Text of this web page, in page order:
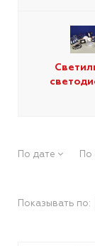
По дате По
Показывать по: